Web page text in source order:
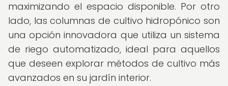
maximizando el espacio disponible. Por otro
lado, las columnas de cultivo hidropónico son
una opción innovadora que utiliza un sistema
de riego automatizado, ideal para aquellos
que deseen explorar métodos de cultivo más
avanzados en su jardín interior.